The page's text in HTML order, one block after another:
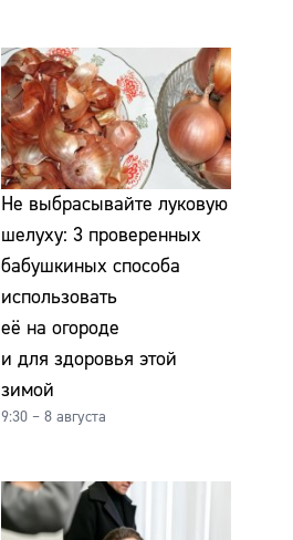
Не выбрасывайте луковую
шелуху: 3 проверенных
бабушкиных способа
использовать
её на огороде
и для здоровья этой
зимой
9:30 – 8 августа